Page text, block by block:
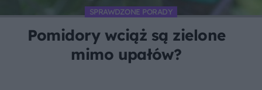
SPRAWDZONE PORADY
Pomidory wciąż są zielone
mimo upałów?